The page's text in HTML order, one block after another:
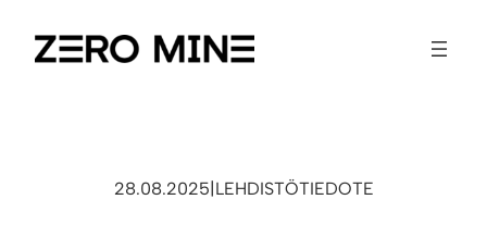
28.08.2025|LEHDISTÖTIEDOTE